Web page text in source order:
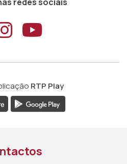
ao
Aceder ao
Aceder
RTP Play